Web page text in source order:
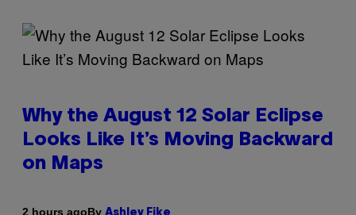
Why the August 12 Solar Eclipse
Looks Like It’s Moving Backward
on Maps
2 hours agoBy